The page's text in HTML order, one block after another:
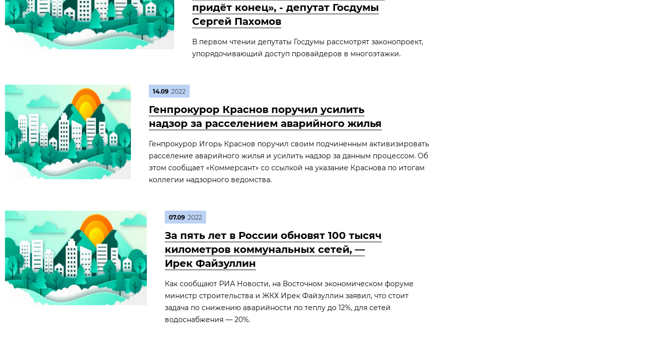
придёт конец», - депутат Госдумы
Сергей Пахомов
В первом чтении депутаты Госдумы рассмотрят законопроект,
упорядочивающий доступ провайдеров в многоэтажки.
14.09 2022
Генпрокурор Краснов поручил усилить
надзор за расселением аварийного жилья
Генпрокурор Игорь Краснов поручил своим подчиненным активизировать
расселение аварийного жилья и усилить надзор за данным процессом. Об
этом сообщает «Коммерсант» со ссылкой на указание Краснова по итогам
коллегии надзорного ведомства.
07.09 2022
За пять лет в России обновят 100 тысяч
километров коммунальных сетей, —
Ирек Файзуллин
Как сообщают РИА Новости, на Восточном экономическом форуме
министр строительства и ЖКХ Ирек Файзуллин заявил, что стоит
задача по снижению аварийности по теплу до 12%, для сетей
водоснабжения — 20%.